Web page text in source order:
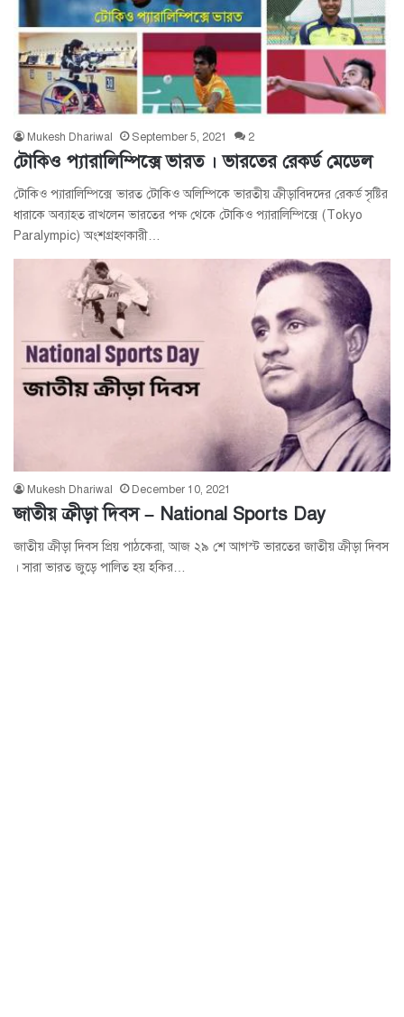
Mukesh Dhariwal September 5, 2021 2
টোকিও প্যারালিম্পিক্সে ভারত । ভারতের রেকর্ড মেডেল
টোকিও প্যারালিম্পিক্সে ভারত টোকিও অলিম্পিকে ভারতীয় ক্রীড়াবিদদের রেকর্ড সৃষ্টির
ধারাকে অব্যাহত রাখলেন ভারতের পক্ষ থেকে টোকিও প্যারালিম্পিক্সে (Tokyo
Paralympic) অংশগ্রহণকারী…
Mukesh Dhariwal December 10, 2021
জাতীয় ক্রীড়া দিবস – National Sports Day
জাতীয় ক্রীড়া দিবস প্রিয় পাঠকেরা, আজ ২৯ শে আগস্ট ভারতের জাতীয় ক্রীড়া দিবস
। সারা ভারত জুড়ে পালিত হয় হকির…